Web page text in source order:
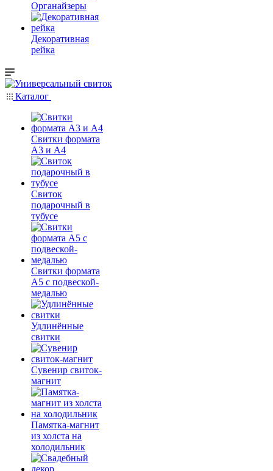
Органайзеры
Декоративная
рейка
Каталог
Свитки формата
А3 и А4
Свиток
подарочный в
тубусе
Свитки формата
А5 с подвеской-
медалью
Удлинённые
свитки
Сувенир свиток-
магнит
Памятка-магнит
из холста на
холодильник